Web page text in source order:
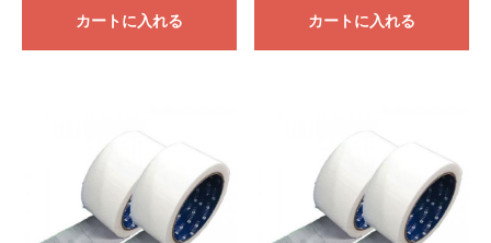
カートに入れる カートに入れる